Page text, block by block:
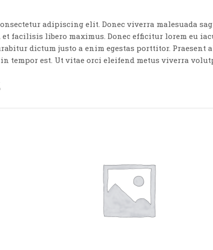
adipiscing elit. Donec viverra malesuada
facilisis libero maximus. Donec efficitur lorem eu
dictum justo a enim egestas porttitor.
tempor est. Ut vitae orci eleifend metus viverra